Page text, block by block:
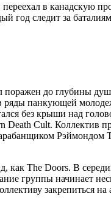
переехал в канадскую
год следит за
поражен до глубины
в ряды панкующей
без крыши над
Death Cult. Коллектив
Рэймондом
как The Doors. В
группы начинает
закрепиться